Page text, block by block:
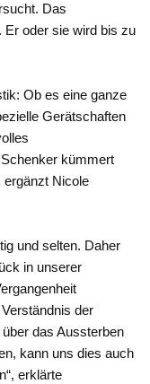
Das
Er oder sie wird bis zu
Ob es eine ganze
Gerätschaften
kümmert
ergänzt Nicole
und selten. Daher
in unserer
der
das Aussterben
kann uns dies auch
erklärte